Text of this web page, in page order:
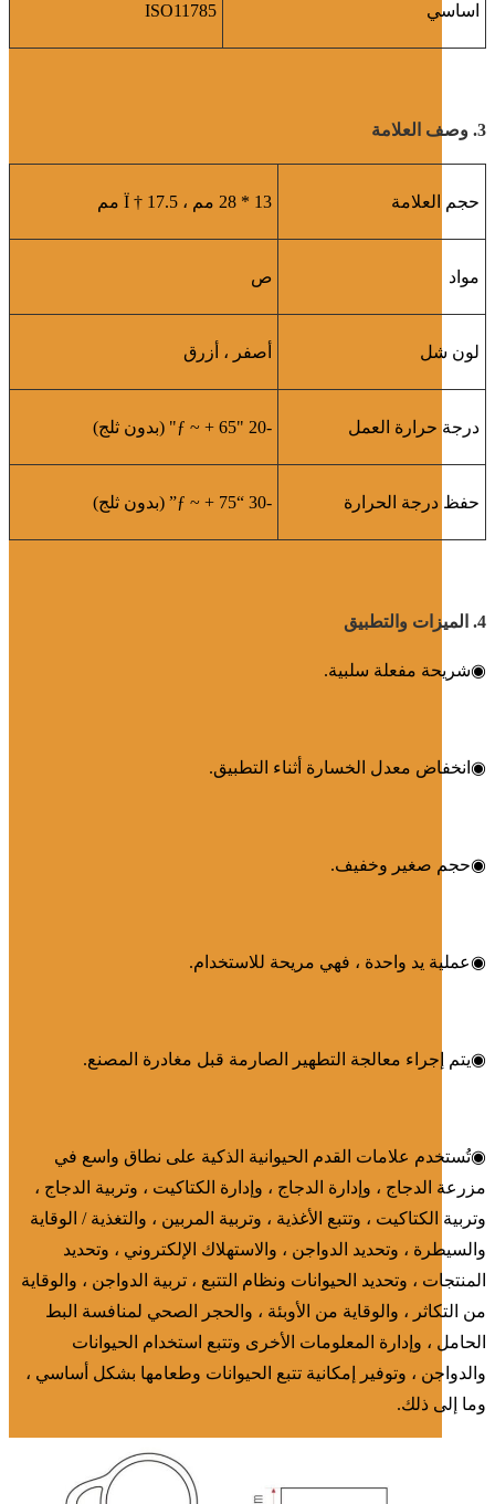
اساسي ISO11785
3. وصف العلامة
حجم العلامة 13 * 28 مم ، Ï † 17.5 مم
مواد ص
لون شل أصفر ، أزرق
درجة حرارة العمل -20 "ƒ ~ + 65" (بدون ثلج)
حفظ درجة الحرارة -30 “ƒ ~ + 75” (بدون ثلج)
4. الميزات والتطبيق
◉شريحة مفعلة سلبية.
◉ انخفاض معدل الخسارة أثناء التطبيق.
◉حجم صغير وخفيف.
◉عملية يد واحدة ، فهي مريحة للاستخدام.
◉يتم إجراء معالجة التطهير الصارمة قبل مغادرة المصنع.
◉تُستخدم علامات القدم الحيوانية الذكية على نطاق واسع في
مزرعة الدجاج ، وإدارة الدجاج ، وإدارة الكتاكيت ، وتربية الدجاج ،
وتربية الكتاكيت ، وتتبع الأغذية ، وتربية المربين ، والتغذية / الوقاية
والسيطرة ، وتحديد الدواجن ، والاستهلاك الإلكتروني ، وتحديد
المنتجات ، وتحديد الحيوانات ونظام التتبع ، تربية الدواجن ، والوقاية
من التكاثر ، والوقاية من الأوبئة ، والحجر الصحي لمنافسة البط
الحامل ، وإدارة المعلومات الأخرى وتتبع استخدام الحيوانات
والدواجن ، وتوفير إمكانية تتبع الحيوانات وطعامها بشكل أساسي ،
وما إلى ذلك.